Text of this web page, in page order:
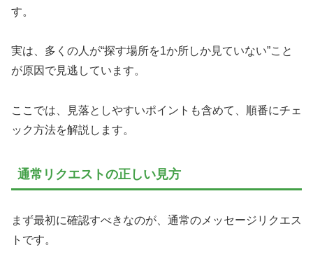
す。
実は、多くの人が“探す場所を1か所しか見ていない”こと
が原因で見逃しています。
ここでは、見落としやすいポイントも含めて、順番にチェ
ック方法を解説します。
通常リクエストの正しい見方
まず最初に確認すべきなのが、通常のメッセージリクエス
トです。